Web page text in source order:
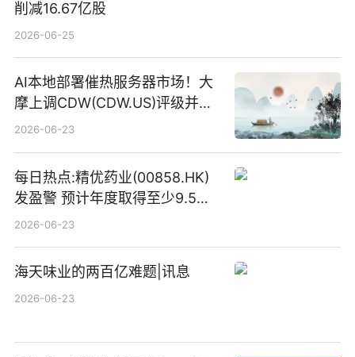
削减16.67亿股
2026-06-25
AI本地部署催热服务器市场！大
摩上调CDW(CDW.US)评级并看
高IBM(IBM.US)戴尔(DELL.US)
2026-06-23
每日热点:精优药业(00858.HK)
发盈警 预计年度取得至少9.5亿
港元的亏损 同比盈转亏
2026-06-23
海天味业的两百亿难题|讯息
2026-06-23